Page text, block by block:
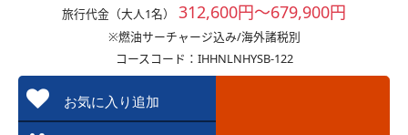
旅行代金（大人1名） 312,600円～679,900円
※燃油サーチャージ込み/海外諸税別
コースコード：IHHNLNHYSB-122
お気に入り追加